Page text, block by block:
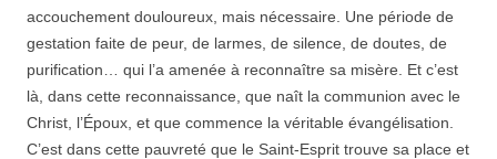
accouchement douloureux, mais nécessaire. Une période de
gestation faite de peur, de larmes, de silence, de doutes, de
purification… qui l’a amenée à reconnaître sa misère. Et c’est
là, dans cette reconnaissance, que naît la communion avec le
Christ, l’Époux, et que commence la véritable évangélisation.
C’est dans cette pauvreté que le Saint-Esprit trouve sa place et